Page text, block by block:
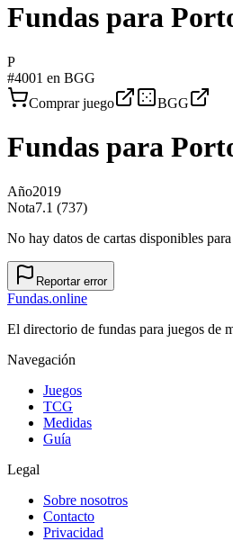
Fundas para
P
#4001 en BGG
Comprar juego
BGG
Fundas para
Año2019
Nota7.1 (737)
No hay datos de cartas disponibles
Reportar error
Fundas.online
El directorio de fundas para juegos de
Navegación
Juegos
TCG
Medidas
Guía
Legal
Sobre nosotros
Contacto
Privacidad